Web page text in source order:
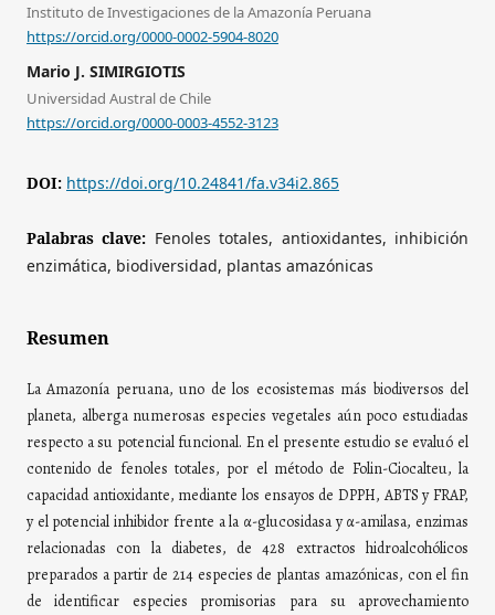
Instituto de Investigaciones de la Amazonía Peruana
https://orcid.org/0000-0002-5904-8020
Mario J. SIMIRGIOTIS
Universidad Austral de Chile
https://orcid.org/0000-0003-4552-3123
DOI: https://doi.org/10.24841/fa.v34i2.865
Palabras clave: Fenoles totales, antioxidantes, inhibición
enzimática, biodiversidad, plantas amazónicas
Resumen
La Amazonía peruana, uno de los ecosistemas más biodiversos del
planeta, alberga numerosas especies vegetales aún poco estudiadas
respecto a su potencial funcional. En el presente estudio se evaluó el
contenido de fenoles totales, por el método de Folin-Ciocalteu, la
capacidad antioxidante, mediante los ensayos de DPPH, ABTS y FRAP,
y el potencial inhibidor frente a la α-glucosidasa y α-amilasa, enzimas
relacionadas con la diabetes, de 428 extractos hidroalcohólicos
preparados a partir de 214 especies de plantas amazónicas, con el fin
de identificar especies promisorias para su aprovechamiento